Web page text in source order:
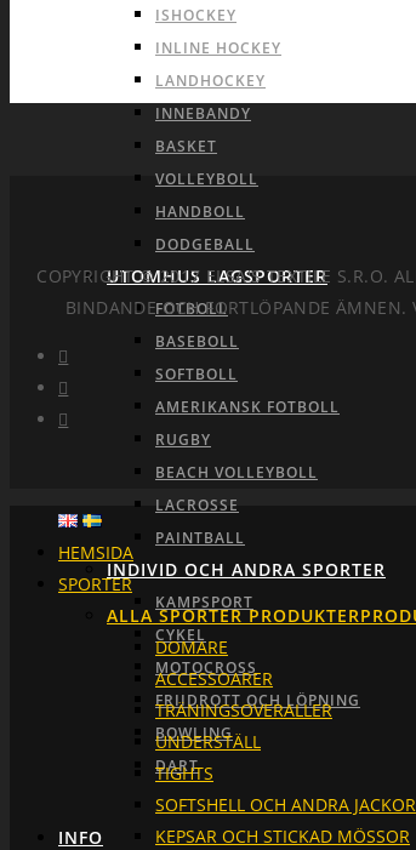
ISHOCKEY
INLINE HOCKEY
LANDHOCKEY
INNEBANDY
BASKET
VOLLEYBOLL
HANDBOLL
DODGEBALL
UTOMHUS LAGSPORTER
FOTBOLL
BASEBOLL
SOFTBOLL
AMERIKANSK FOTBOLL
RUGBY
BEACH VOLLEYBOLL
LACROSSE
PAINTBALL
INDIVID OCH ANDRA SPORTER
KAMPSPORT
CYKEL
MOTOCROSS
FRIIDROTT OCH LÖPNING
BOWLING
DART
INFO
COPYRIGHT © 2017 ELSA'S TEXTILE S.R.O.
BINDANDE OCH FORTLÖPANDE ÄMNEN.
HEMSIDA
SPORTER
ALLA SPORTER PRODUKTER
DOMARE
ACCESSOARER
TRÄNINGSOVERALLER
UNDERSTÄLL
TIGHTS
SOFTSHELL OCH ANDRA JACKOR
KEPSAR OCH STICKAD MÖSSOR